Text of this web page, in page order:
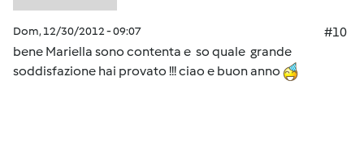
Dom, 12/30/2012 - 09:07
#10
bene Mariella sono contenta e so quale grande
soddisfazione hai provato !!! ciao e buon anno